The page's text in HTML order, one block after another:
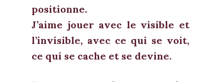
positionne.
J’aime jouer avec le visible et
l’invisible, avec ce qui se voit,
ce qui se cache et se devine.